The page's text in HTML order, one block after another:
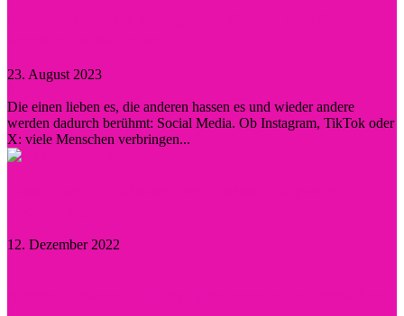
23. August 2023
Die einen lieben es, die anderen hassen es und wieder andere
werden dadurch berühmt: Social Media. Ob Instagram, TikTok oder
X: viele Menschen verbringen...
12. Dezember 2022